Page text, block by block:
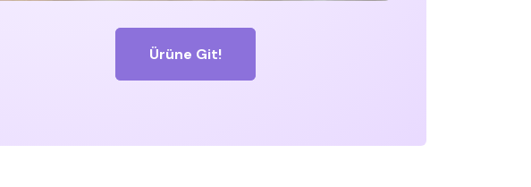
Ürüne Git!